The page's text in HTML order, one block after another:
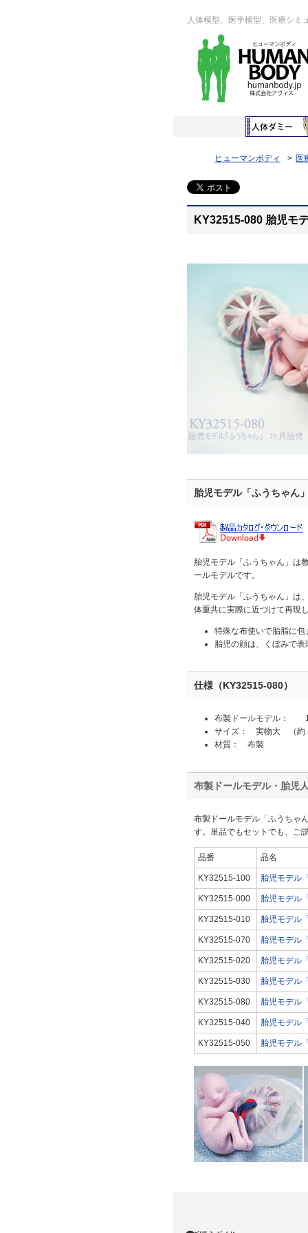
人体模型、医学模型、医療シ
ヒューマンボディ 医
KY32515-080 胎児モ
胎児モデル「ふうちゃん
胎児モデル「ふうちゃん」は
ールモデルです。
胎児モデル「ふうちゃん」は
体重共に実際に近づけて再現
特殊な布使いで胎脂に
胎児の顔は、くぼみで
仕様（KY32515-080）
布製ドールモデル：
サイズ： 実物大 （約
材質： 布製
布製ドールモデル・胎児
布製ドールモデル「ふうちゃ
す。単品でもセットでも、ご
品番 品名
KY32515-100 胎児モデル
KY32515-000 胎児モデル
KY32515-010 胎児モデル
KY32515-070 胎児モデル
KY32515-020 胎児モデル
KY32515-030 胎児モデル
KY32515-080 胎児モデル
KY32515-040 胎児モデル
KY32515-050 胎児モデル